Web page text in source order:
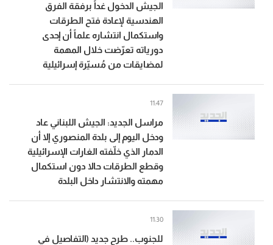
الجيش الدخول غداً برفقة الفرق
الهندسية لإعادة فتح الطرقات
واستكمال انتشاره علماً أن إحدى
دورياته تعرّضت خلال المهمة
لمضايقات من مُسيّرة إسرائيلية
مراسل الجديد: الجيش اللبناني عاد
ودخل اليوم إلى بلدة المنصوري إلا أن
الدمار الذي خلّفته الغارات الإسرائيلية
وقطع الطرقات حالا دون استكمال
مهمته والانتشار داخل البلدة
11:47
للجنوب.. طرح جديد (التفاصيل في
11:30